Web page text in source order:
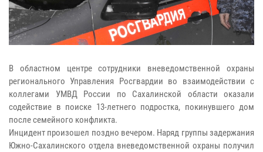
В областном центре сотрудники вневедомственной охраны
регионального Управления Росгвардии во взаимодействии с
коллегами УМВД России по Сахалинской области оказали
содействие в поиске 13-летнего подростка, покинувшего дом
после семейного конфликта.
Инцидент произошел поздно вечером. Наряд группы задержания
Южно-Сахалинского отдела вневедомственной охраны получил